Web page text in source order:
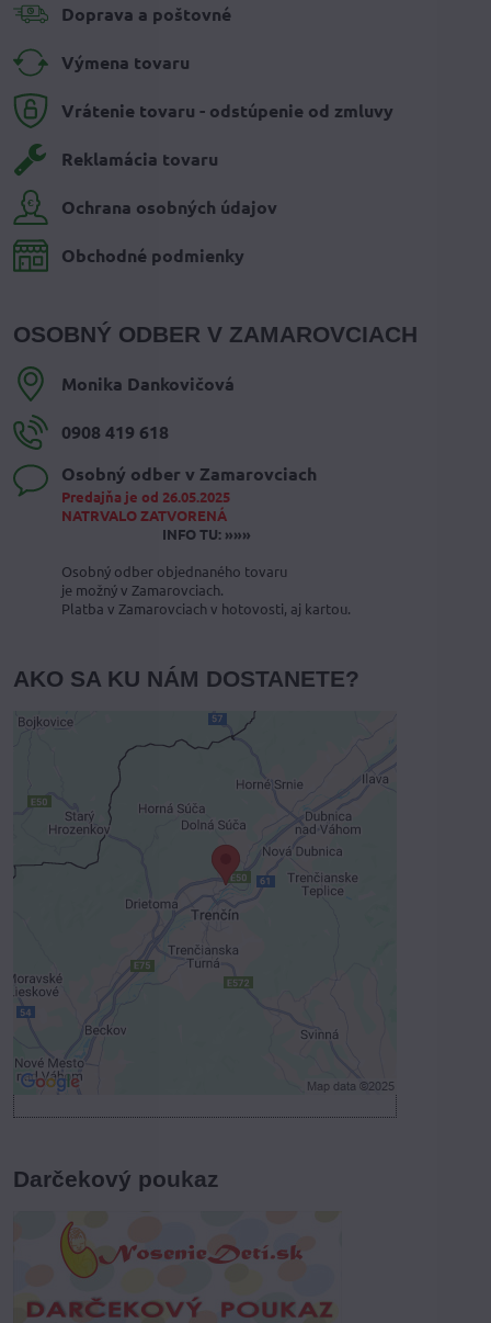
Doprava a poštovné
Výmena tovaru
Vrátenie tovaru - odstúpenie od zmluvy
Reklamácia tovaru
Ochrana osobných údajov
Obchodné podmienky
OSOBNÝ ODBER V ZAMAROVCIACH
Monika Dankovičová
0908 419 618
Osobný odber v Zamarovciach
Predajňa je od 26.05.2025
NATRVALO ZATVORENÁ
INFO TU: »»»
Osobný odber objednaného tovaru
je možný v Zamarovciach.
Platba v Zamarovciach v hotovosti, aj kartou.
AKO SA KU NÁM DOSTANETE?
Externý obsah je blokovaný
Voľbami súkromia
Prajete si načítať externý obsah?
Povoliť tentokrát
Povoliť a zapamätať - súhlas s druhom
cookie: Funkčné
Darčekový poukaz